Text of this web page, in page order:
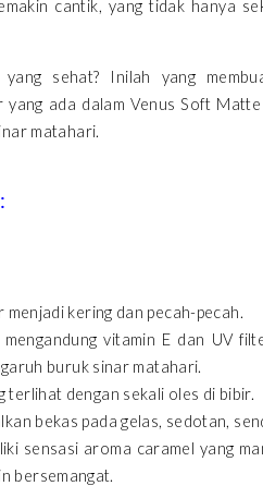
cantik, yang tidak hanya
sehat? Inilah yang
ada dalam Venus Soft
matahari.
kering dan pecah-pecah.
vitamin E dan UV
buruk sinar matahari.
terlihat dengan sekali oles di bibir.
bekas pada gelas, sedotan,
sensasi aroma caramel yang
bersemangat.